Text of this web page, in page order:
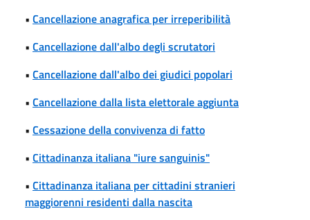
• Cancellazione anagrafica per irreperibilità
• Cancellazione dall'albo degli scrutatori
• Cancellazione dall'albo dei giudici popolari
• Cancellazione dalla lista elettorale aggiunta
• Cessazione della convivenza di fatto
• Cittadinanza italiana "iure sanguinis"
• Cittadinanza italiana per cittadini stranieri
maggiorenni residenti dalla nascita